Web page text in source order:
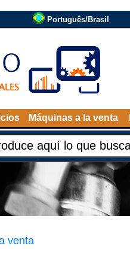
Português/Brasil
Máquinas a la venta
venta